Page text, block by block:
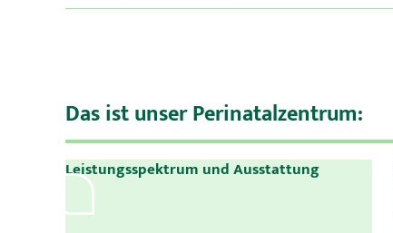
Das ist unser Perinatalzentrum:
Leistungsspektrum und Ausstattung